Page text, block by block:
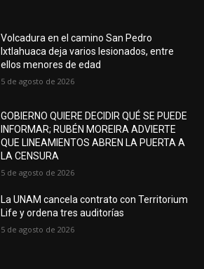
Volcadura en el camino San Pedro
Ixtlahuaca deja varios lesionados, entre
ellos menores de edad
5 de agosto de 2026
GOBIERNO QUIERE DECIDIR QUÉ SE PUEDE
INFORMAR; RUBÉN MOREIRA ADVIERTE
QUE LINEAMIENTOS ABREN LA PUERTA A
LA CENSURA
5 de agosto de 2026
La UNAM cancela contrato con Territorium
Life y ordena tres auditorías
5 de agosto de 2026